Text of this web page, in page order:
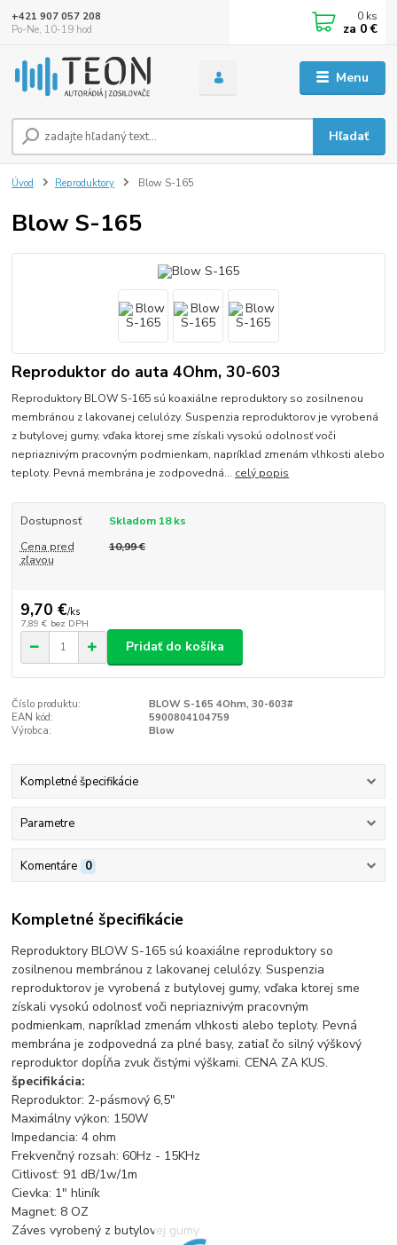
Menu
Hľadať
+421 907 057 208
Po-Ne, 10-19 hod
0 ks
za 0 €
Úvod Reproduktory Blow S-165
Blow S-165
Reproduktor do auta 4Ohm, 30-603
Reproduktory BLOW S-165 sú koaxiálne reproduktory so zosilnenou
membránou z lakovanej celulózy. Suspenzia reproduktorov je vyrobená
z butylovej gumy, vďaka ktorej sme získali vysokú odolnosť voči
nepriaznivým pracovným podmienkam, napríklad zmenám vlhkosti alebo
teploty. Pevná membrána je zodpovedná... celý popis
Dostupnosť
Skladom 18 ks
Cena pred
zľavou
10,99 €
9,70 €/ks
7,89 € bez DPH
Pridať do košíka
Číslo produktu:
BLOW S-165 4Ohm, 30-603#
EAN kód:
5900804104759
Výrobca:
Blow
Kompletné špecifikácie
Parametre
Komentáre 0
Kompletné špecifikácie
Reproduktory BLOW S-165 sú koaxiálne reproduktory so
zosilnenou membránou z lakovanej celulózy. Suspenzia
reproduktorov je vyrobená z butylovej gumy, vďaka ktorej sme
získali vysokú odolnosť voči nepriaznivým pracovným
podmienkam, napríklad zmenám vlhkosti alebo teploty. Pevná
membrána je zodpovedná za plné basy, zatiaľ čo silný výškový
reproduktor dopĺňa zvuk čistými výškami. CENA ZA KUS.
špecifikácia:
Reproduktor: 2-pásmový 6,5"
Maximálny výkon: 150W
Impedancia: 4 ohm
Frekvenčný rozsah: 60Hz - 15KHz
Citlivosť: 91 dB/1w/1m
Cievka: 1" hliník
Magnet: 8 OZ
Záves vyrobený z butylovej gumy